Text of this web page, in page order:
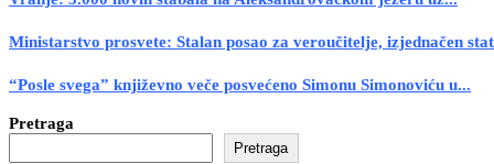
Ministarstvo prosvete: Stalan posao za veroučitelje, izjednačen
“Posle svega” književno veče posvećeno Simonu Simonoviću u...
Pretraga
Pretraga